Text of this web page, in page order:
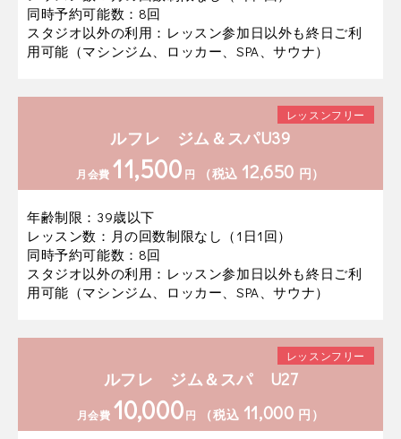
同時予約可能数：8回
スタジオ以外の利用：レッスン参加日以外も終日ご利
用可能（マシンジム、ロッカー、SPA、サウナ）
レッスンフリー
ルフレ ジム＆スパU39
月会費 11,500 円 （税込 12,650 円）
年齢制限：39歳以下
レッスン数：月の回数制限なし（1日1回）
同時予約可能数：8回
スタジオ以外の利用：レッスン参加日以外も終日ご利
用可能（マシンジム、ロッカー、SPA、サウナ）
レッスンフリー
ルフレ ジム＆スパ U27
月会費 10,000円 （税込 11,000 円）